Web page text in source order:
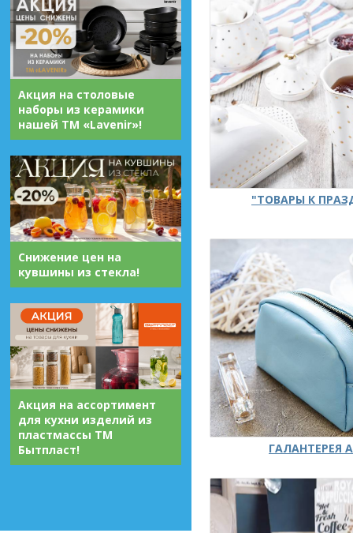
Акция на столовые
наборы из керамики
нашей ТМ «Lavenir»!
Снижение цен на
кувшины из стекла!
Акция на ассортимент
для кухни изделий из
пластмассы ТМ
Бытпласт!
"ТОВАРЫ К
ГАЛАНТЕРЕЯ